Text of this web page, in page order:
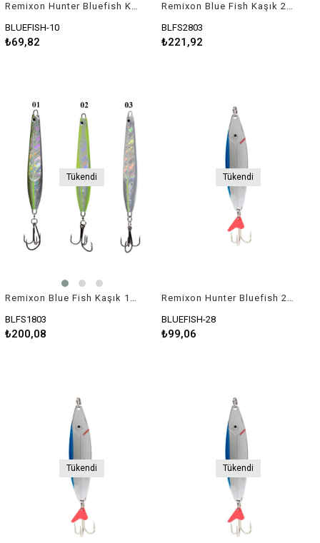
Remixon Hunter Bluefish Kaşık 10gr
BLUEFISH-10
₺69,82
Remixon Blue Fish Kaşık 28gr 11cm
BLFS2803
₺221,92
Tükendi
BLFS1803
₺200,08
Tükendi
BLUEFISH-28
₺99,06
Tükendi Tükendi